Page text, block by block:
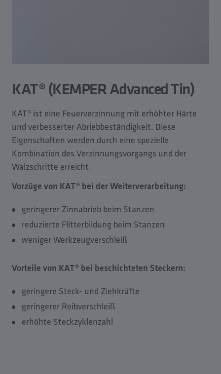
KAT® (KEMPER Advanced Tin)
KAT® ist eine Feuerverzinnung mit erhöhter Härte
und verbesserter Abriebbeständigkeit. Diese
Eigenschaften werden durch eine spezielle
Kombination des Verzinnungsvorgangs und der
Walzschritte erreicht.
Vorzüge von KAT® bei der Weiterverarbeitung:
geringerer Zinnabrieb beim Stanzen
reduzierte Flitterbildung beim Stanzen
weniger Werkzeugverschleiß
Vorteile von KAT® bei beschichteten Steckern:
geringere Steck- und Ziehkräfte
geringerer Reibverschleiß
erhöhte Steckzyklenzahl